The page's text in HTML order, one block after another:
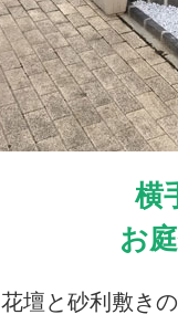
横
お
花壇と砂利敷き